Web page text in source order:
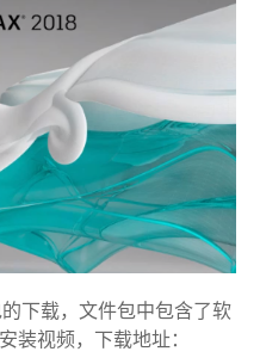
下载，文件包中包含了软
装视频，下载地址：